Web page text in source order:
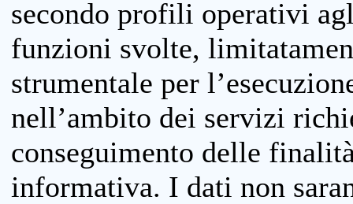
secondo profili operativi
funzioni svolte,
strumentale per
nell’ambito dei servizi
conseguimento delle
informativa. I dati non